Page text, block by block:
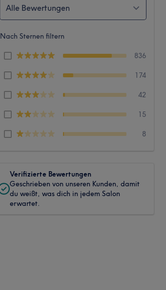
Alle Bewertungen
Nach Sternen filtern
836
174
42
15
8
Verifizierte Bewertungen
Geschrieben von unseren Kunden, damit
du weißt, was dich in jedem Salon
erwartet.